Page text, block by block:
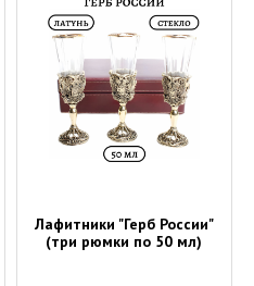
Лафитники "Герб России"
(три рюмки по 50 мл)